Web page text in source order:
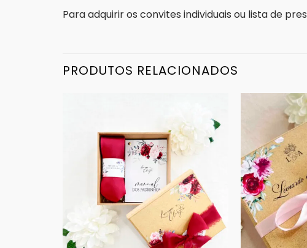
Para adquirir os convites individuais ou lista de
PRODUTOS RELACIONADOS